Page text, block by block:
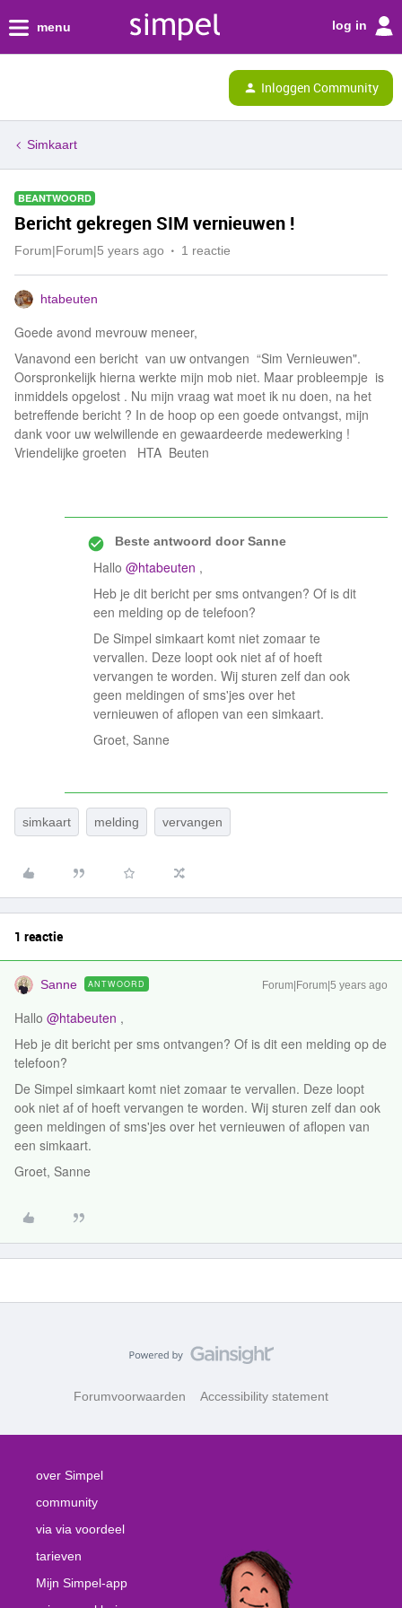
menu log in
Inloggen Community
Simkaart
BEANTWOORD
Bericht gekregen SIM vernieuwen !
Forum|Forum|5 years ago 1 reactie
htabeuten
Goede avond mevrouw meneer,
Vanavond een bericht van uw ontvangen “Sim Vernieuwen".
Oorspronkelijk hierna werkte mijn mob niet. Maar probleempje is
inmiddels opgelost . Nu mijn vraag wat moet ik nu doen, na het
betreffende bericht ? In de hoop op een goede ontvangst, mijn
dank voor uw welwillende en gewaardeerde medewerking !
Vriendelijke groeten HTA Beuten
Beste antwoord doorSanne
Hallo @htabeuten ,
Heb je dit bericht per sms ontvangen? Of is dit
een melding op de telefoon?
De Simpel simkaart komt niet zomaar te
vervallen. Deze loopt ook niet af of hoeft
vervangen te worden. Wij sturen zelf dan ook
geen meldingen of sms'jes over het
vernieuwen of aflopen van een simkaart.
Groet, Sanne
simkaart melding vervangen
1 reactie
Sanne ANTWOORD Forum|Forum|5 years ago
Hallo @htabeuten ,
Heb je dit bericht per sms ontvangen? Of is dit een melding op de
telefoon?
De Simpel simkaart komt niet zomaar te vervallen. Deze loopt
ook niet af of hoeft vervangen te worden. Wij sturen zelf dan ook
geen meldingen of sms'jes over het vernieuwen of aflopen van
een simkaart.
Groet, Sanne
Forumvoorwaarden Accessibility statement
over Simpel
community
via via voordeel
tarieven
Mijn Simpel-app